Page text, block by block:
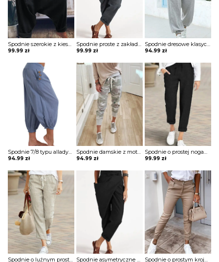
99.99 zł 99.99 zł
Spodnie dresowe klasyczne sportowe
94.99 zł
94.99 zł
Spodnie damskie z motywem moro
94.99 zł 99.99 zł